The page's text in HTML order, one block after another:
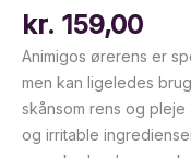
kr. 159,00
Animigos ørerens er
men kan ligeledes
skånsom rens og
og irritable